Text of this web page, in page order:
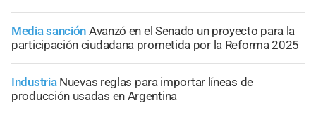
Media sanción Avanzó en el Senado un proyecto para la
participación ciudadana prometida por la Reforma 2025
Industria Nuevas reglas para importar líneas de
producción usadas en Argentina